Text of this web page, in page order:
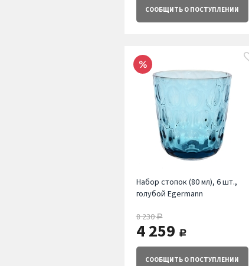
СООБЩИТЬ О ПОСТУПЛЕНИИ
Набор стопок (80 мл), 6 шт.,
голубой Egermann
8 230руб.
4 259 руб.
СООБЩИТЬ О ПОСТУПЛЕНИИ